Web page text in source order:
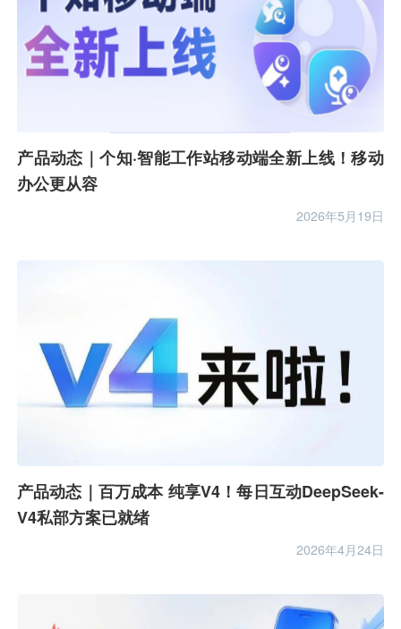
产品动态｜个知·智能工作站移动端全新上线！移动
办公更从容
2026年5月19日
产品动态｜百万成本 纯享V4！每日互动DeepSeek-
V4私部方案已就绪
2026年4月24日